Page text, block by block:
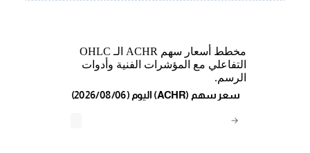
مخطط أسعار سهم ACHR الـ OHLC
التفاعلي مع المؤشرات الفنية وأدوات
الرسم.
→
(2026/08/06) اليوم (ACHR) سعر سهم